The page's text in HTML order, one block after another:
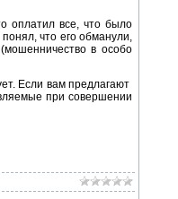
оплатил все, что было
что его обманули,
в особо
Если вам предлагают
при совершении